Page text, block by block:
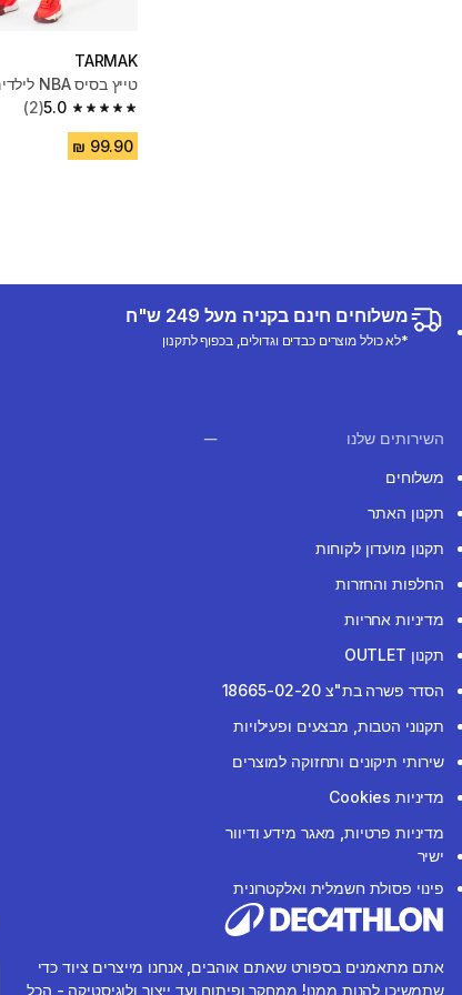
TARMAK
טייץ בסיס NBA לילדים בגזרת קפרי
5.0
5.0 out of 5 stars from 2 reviews
(2)
משלוחים חינם בקניה מעל 249 ש"ח
*לא כולל מוצרים כבדים וגדולים, בכפוף לתקנון
השירותים שלנו
משלוחים
תקנון האתר
תקנון מועדון לקוחות
החלפות והחזרות
מדיניות אחריות
תקנון OUTLET
הסדר פשרה בת"צ 18665-02-20
תקנוני הטבות, מבצעים ופעילויות
שירותי תיקונים ותחזוקה למוצרים
מדיניות Cookies
מדיניות פרטיות, מאגר מידע ודיוור
ישיר
פינוי פסולת חשמלית ואלקטרונית
אתם מתאמנים בספורט שאתם אוהבים, אנחנו מייצרים ציוד כדי
שתמשיכו להנות ממנו! ממחקר ופיתוח ועד ייצור ולוגיסטיקה - הכל